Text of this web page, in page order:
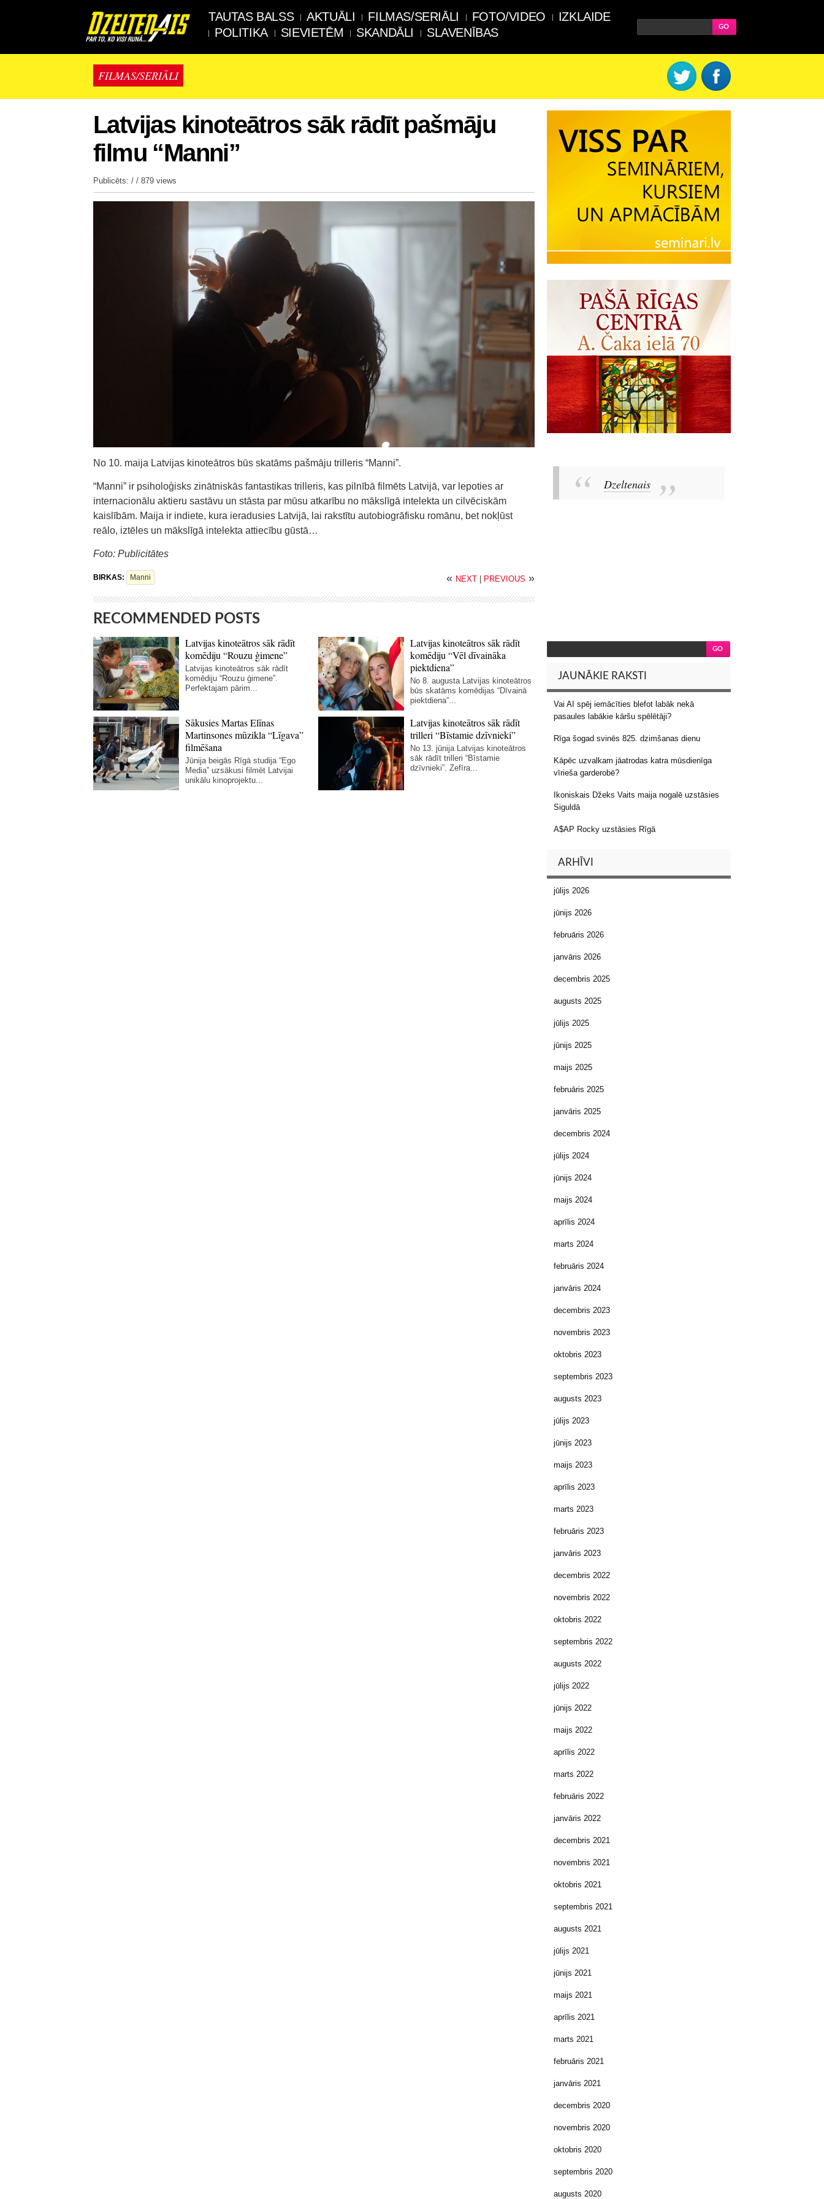
TAUTAS BALSS AKTUĀLI FILMAS/SERIĀLI FOTO/VIDEO
IZKLAIDE
POLITIKA
SIEVIETĒM SKANDĀLI SLAVENĪBAS
FILMAS/SERIĀLI
Latvijas kinoteātros sāk rādīt pašmāju
filmu “Manni”
Publicēts: / / 879 views
No 10. maija Latvijas kinoteātros būs skatāms pašmāju trilleris “Manni”.
“Manni” ir psiholoģisks zinātniskās fantastikas trilleris, kas pilnībā filmēts Latvijā, var lepoties ar
internacionālu aktieru sastāvu un stāsta par mūsu atkarību no mākslīgā intelekta un cilvēciskām
kaislībām. Maija ir indiete, kura ieradusies Latvijā, lai rakstītu autobiogrāfisku romānu, bet nokļūst
reālo, iztēles un mākslīgā intelekta attiecību gūstā…
Foto: Publicitātes
BIRKAS: Manni « NEXT PREVIOUS »
RECOMMENDED POSTS
Latvijas kinoteātros sāk rādīt
komēdiju “Rouzu ģimene”
Latvijas kinoteātros sāk rādīt
komēdiju “Rouzu ģimene”.
Perfektajam pārim...
Latvijas kinoteātros sāk rādīt
komēdiju “Vēl dīvaināka
piektdiena”
No 8. augusta Latvijas kinoteātros
būs skatāms komēdijas “Dīvainā
piektdiena”...
Sākusies Martas Elīnas
Martinsones mūzikla “Līgava”
filmēšana
Jūnija beigās Rīgā studija “Ego
Media” uzsākusi filmēt Latvijai
unikālu kinoprojektu...
Latvijas kinoteātros sāk rādīt
trilleri “Bīstamie dzīvnieki”
No 13. jūnija Latvijas kinoteātros
sāk rādīt trilleri “Bīstamie
dzīvnieki”. Zefīra...
Dzeltenais
JAUNĀKIE RAKSTI
Vai AI spēj iemācīties blefot labāk nekā
pasaules labākie kāršu spēlētāji?
Rīga šogad svinēs 825. dzimšanas dienu
Kāpēc uzvalkam jāatrodas katra mūsdienīga
vīrieša garderobē?
Ikoniskais Džeks Vaits maija nogalē uzstāsies
Siguldā
A$AP Rocky uzstāsies Rīgā
ARHĪVI
jūlijs 2026
jūnijs 2026
februāris 2026
janvāris 2026
decembris 2025
augusts 2025
jūlijs 2025
jūnijs 2025
maijs 2025
februāris 2025
janvāris 2025
decembris 2024
jūlijs 2024
jūnijs 2024
maijs 2024
aprīlis 2024
marts 2024
februāris 2024
janvāris 2024
decembris 2023
novembris 2023
oktobris 2023
septembris 2023
augusts 2023
jūlijs 2023
jūnijs 2023
maijs 2023
aprīlis 2023
marts 2023
februāris 2023
janvāris 2023
decembris 2022
novembris 2022
oktobris 2022
septembris 2022
augusts 2022
jūlijs 2022
jūnijs 2022
maijs 2022
aprīlis 2022
marts 2022
februāris 2022
janvāris 2022
decembris 2021
novembris 2021
oktobris 2021
septembris 2021
augusts 2021
jūlijs 2021
jūnijs 2021
maijs 2021
aprīlis 2021
marts 2021
februāris 2021
janvāris 2021
decembris 2020
novembris 2020
oktobris 2020
septembris 2020
augusts 2020